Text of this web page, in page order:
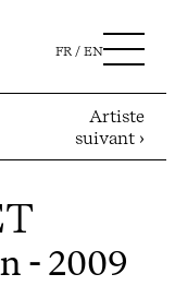
FR EN
Artiste
suivant ›
- 2009